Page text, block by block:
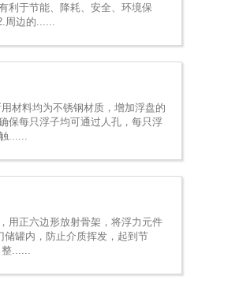
于节能、降耗、安全、环境保
边的......
料均为不锈钢材质，增加浮盘的
每只浮子均可通过人孔，每只浮
......
正六边形放射骨架，将浮力元件
罐内，防止介质挥发，起到节
整......